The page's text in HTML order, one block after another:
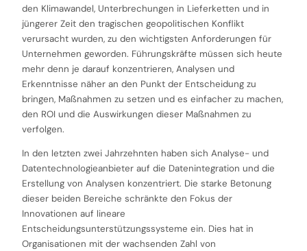
den Klimawandel, Unterbrechungen in Lieferketten und in
jüngerer Zeit den tragischen geopolitischen Konflikt
verursacht wurden, zu den wichtigsten Anforderungen für
Unternehmen geworden. Führungskräfte müssen sich heute
mehr denn je darauf konzentrieren, Analysen und
Erkenntnisse näher an den Punkt der Entscheidung zu
bringen, Maßnahmen zu setzen und es einfacher zu machen,
den ROI und die Auswirkungen dieser Maßnahmen zu
verfolgen.
In den letzten zwei Jahrzehnten haben sich Analyse- und
Datentechnologieanbieter auf die Datenintegration und die
Erstellung von Analysen konzentriert. Die starke Betonung
dieser beiden Bereiche schränkte den Fokus der
Innovationen auf lineare
Entscheidungsunterstützungssysteme ein. Dies hat in
Organisationen mit der wachsenden Zahl von